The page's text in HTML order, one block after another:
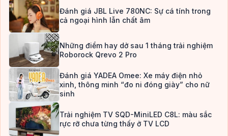
Đánh giá JBL Live 780NC: Sự cá tính trong
cả ngoại hình lẫn chất âm
Những điểm hay dở sau 1 tháng trải nghiệm
Roborock Qrevo 2 Pro
Đánh giá YADEA Omee: Xe máy điện nhỏ
xinh, thông minh “đo ni đóng giày” cho nữ
sinh
Trải nghiệm TV SQD-MiniLED C8L: màu sắc
rực rỡ chưa từng thấy ở TV LCD